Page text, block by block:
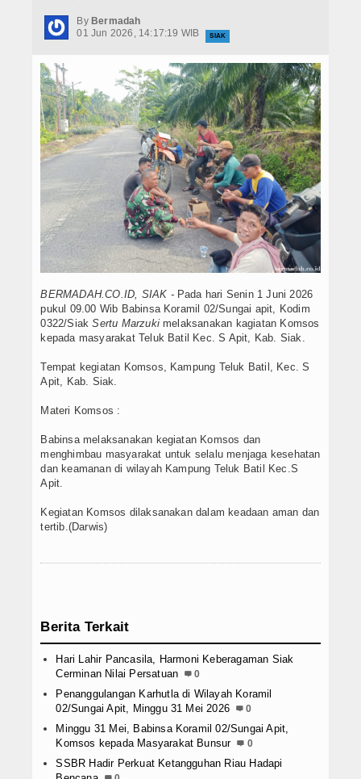
Hukrim
Politik
Berita Foto
Budaya & Pariwisata
Olahraga
By Bermadah
01 Jun 2026, 14:17:19 WIB
SIAK
BERMADAH.CO.ID, SIAK - Pada hari Senin 1 Juni 2026
pukul 09.00 Wib Babinsa Koramil 02/Sungai apit, Kodim
0322/SiakSertu Marzukimelaksanakan kagiatan Komsos
kepada masyarakat Teluk Batil Kec. S Apit, Kab. Siak.
Tempat kegiatan Komsos, Kampung Teluk Batil, Kec. S
Apit, Kab. Siak.
Materi Komsos :
Babinsa melaksanakan kegiatan Komsos dan
menghimbau masyarakat untuk selalu menjaga kesehatan
dan keamanan di wilayah Kampung Teluk Batil Kec.S
Apit.
Kegiatan Komsos dilaksanakan dalam keadaan aman dan
tertib.(Darwis)
Berita Terkait
Hari Lahir Pancasila, Harmoni Keberagaman Siak
Cerminan Nilai Persatuan
0
Penanggulangan Karhutla di Wilayah Koramil
02/Sungai Apit, Minggu 31 Mei 2026
0
Minggu 31 Mei, Babinsa Koramil 02/Sungai Apit,
Komsos kepada Masyarakat Bunsur
0
SSBR Hadir Perkuat Ketangguhan Riau Hadapi